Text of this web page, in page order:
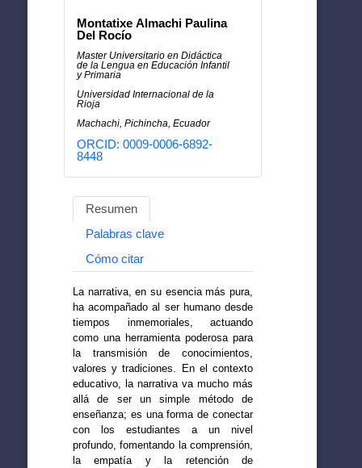
Montatixe Almachi Paulina
Del Rocío
Master Universitario en Didáctica
de la Lengua en Educación Infantil
y Primaria
Universidad Internacional de la
Rioja
Machachi, Pichincha, Ecuador
ORCID: 0009-0006-6892-
8448
Resumen
Palabras clave
Cómo citar
La narrativa, en su esencia más pura,
ha acompañado al ser humano desde
tiempos inmemoriales, actuando
como una herramienta poderosa para
la transmisión de conocimientos,
valores y tradiciones. En el contexto
educativo, la narrativa va mucho más
allá de ser un simple método de
enseñanza; es una forma de conectar
con los estudiantes a un nivel
profundo, fomentando la comprensión,
la empatía y la retención de